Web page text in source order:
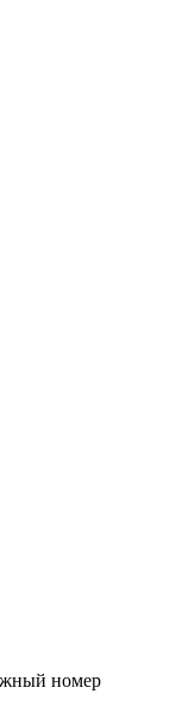
номер